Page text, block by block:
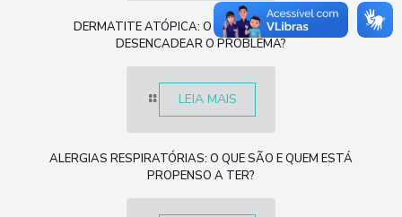
DERMATITE ATÓPICA: O QUE É E O QUE PODE
DESENCADEAR O PROBLEMA?
LEIA MAIS
ALERGIAS RESPIRATÓRIAS: O QUE SÃO E QUEM ESTÁ
PROPENSO A TER?